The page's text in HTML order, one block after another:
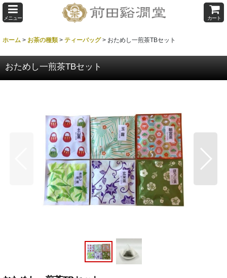
メニュー カート
ホーム > お茶の種類 > ティーバッグ > おためし一煎茶TBセット
おためし一煎茶TBセット